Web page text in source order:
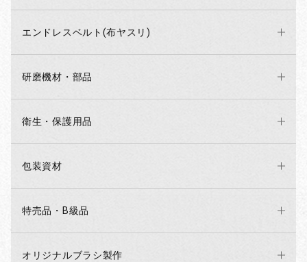
エンドレスベルト(布ヤスリ)
研磨機材・部品
衛生・保護用品
包装資材
特売品・B級品
オリジナルブラシ製作